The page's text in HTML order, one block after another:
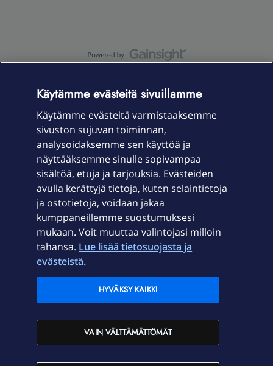
Laitteet & liittymät
Palvelut
Ajankohtaista
In English
Käytämme evästeitä sivuillamme
Käytämme evästeitä varmistaaksemme
sivuston sujuvan toiminnan,
analysoidaksemme sen käyttöä ja
näyttääksemme sinulle sopivampaa
sisältöä, etuja ja tarjouksia. Evästeiden
avulla kerättyjä tietoja, kuten selaintietoja
ja ostotietoja, voidaan jakaa
kumppaneillemme suostumuksesi
mukaan. Voit muuttaa valintojasi milloin
tahansa. Lue lisää tietosuojasta ja
evästeistä.
VAIN VÄLTTÄMÄTTÖMÄT
HYVÄKSY KAIKKI